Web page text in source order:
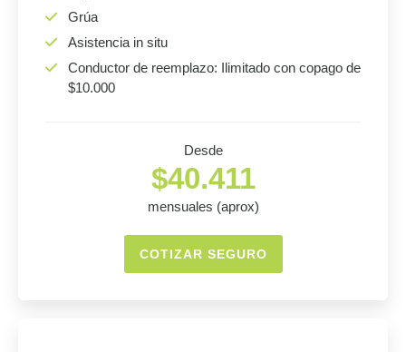
Grúa
Asistencia in situ
Conductor de reemplazo: Ilimitado con copago de
$10.000
Desde
$40.411
mensuales (aprox)
COTIZAR SEGURO